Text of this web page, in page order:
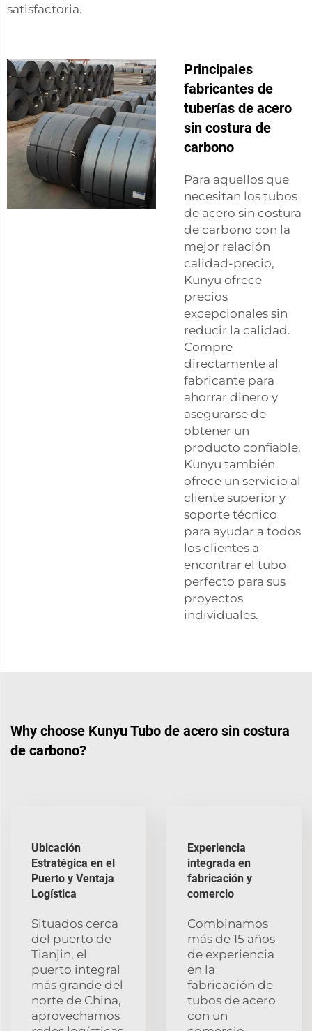
satisfactoria.
Principales
fabricantes de
tuberías de acero
sin costura de
carbono
Para aquellos que
necesitan los tubos
de acero sin costura
de carbono con la
mejor relación
calidad-precio,
Kunyu ofrece
precios
excepcionales sin
reducir la calidad.
Compre
directamente al
fabricante para
ahorrar dinero y
asegurarse de
obtener un
producto confiable.
Kunyu también
ofrece un servicio al
cliente superior y
soporte técnico
para ayudar a todos
los clientes a
encontrar el tubo
perfecto para sus
proyectos
individuales.
Why choose Kunyu Tubo de acero sin costura
de carbono?
Ubicación
Estratégica en el
Puerto y Ventaja
Logística
Situados cerca
del puerto de
Tianjin, el
puerto integral
más grande del
norte de China,
aprovechamos
Experiencia
integrada en
fabricación y
comercio
Combinamos
más de 15 años
de experiencia
en la
fabricación de
tubos de acero
con un